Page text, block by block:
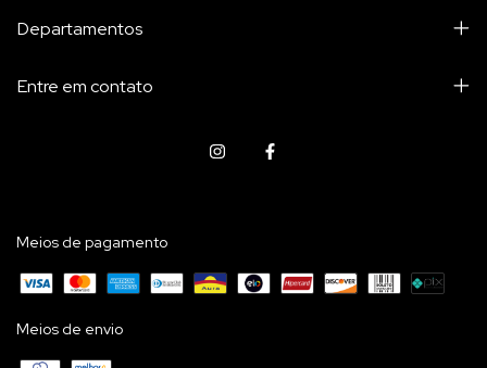
Departamentos
Entre em contato
Meios de pagamento
Meios de envio